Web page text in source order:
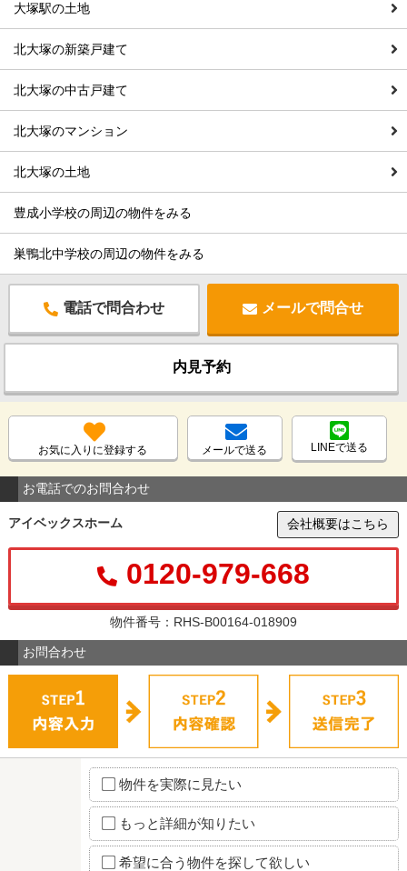
大塚駅の土地
北大塚の新築戸建て
北大塚の中古戸建て
北大塚のマンション
北大塚の土地
豊成小学校の周辺の物件をみる
巣鴨北中学校の周辺の物件をみる
電話で問合わせ メールで問合せ
内見予約
お気に入りに登録する メールで送る LINEで送る
お電話でのお問合わせ
アイベックスホーム 会社概要はこちら
0120-979-668
物件番号：RHS-B00164-018909
お問合わせ
物件を実際に見たい
もっと詳細が知りたい
希望に合う物件を探して欲しい